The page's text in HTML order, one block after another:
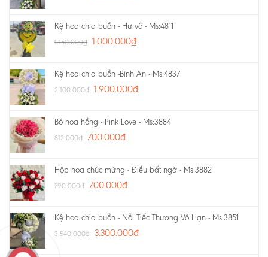
Kệ hoa chia buồn - Hư vô - Ms:4811
1.150.000₫ 1.000.000₫
Kệ hoa chia buồn -Bình An - Ms:4837
2.100.000₫ 1.900.000₫
Bó hoa hồng - Pink Love - Ms:3884
812.000₫ 700.000₫
Hộp hoa chúc mừng - Điều bất ngờ - Ms:3882
790.000₫ 700.000₫
Kệ hoa chia buồn - Nỗi Tiếc Thương Vô Hạn - Ms:3851
3.540.000₫ 3.300.000₫